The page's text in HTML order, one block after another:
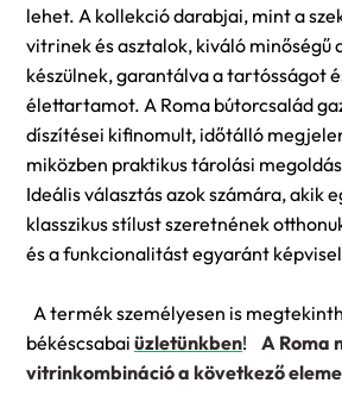
lehet. A kollekció darabjai, mint a
vitrinek és asztalok, kiváló minőségű
készülnek, garantálva a tartósságot
élettartamot. A Roma bútorcsalád
díszítései kifinomult, időtálló
miközben praktikus tárolási
Ideális választás azok számára, akik
klasszikus stílust szeretnének
és a funkcionalitást egyaránt
A termék személyesen is
békéscsabai üzletünkben! A Roma
vitrinkombináció a következő